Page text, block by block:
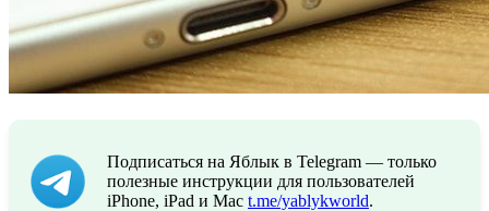
Подписаться на Яблык в Telegram — только
полезные инструкции для пользователей
iPhone, iPad и Mac t.me/yablykworld.